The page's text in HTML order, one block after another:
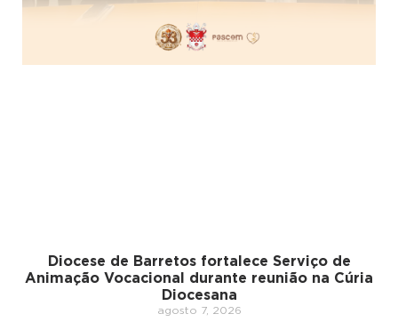
Diocese de Barretos fortalece Serviço de
Animação Vocacional durante reunião na Cúria
Diocesana
agosto 7, 2026